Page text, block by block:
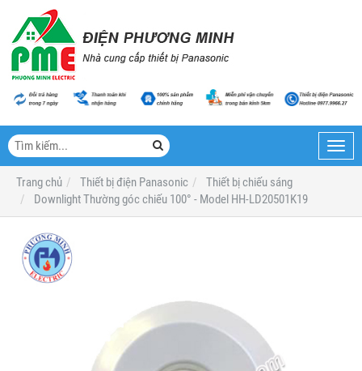
Trang chủ
Thiết bị điện Panasonic
Thiết bị chiếu sáng
Downlight Thường góc chiếu 100° - Model HH-LD20501K19